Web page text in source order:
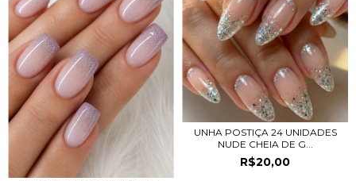
UNHA POSTIÇA 24 UNIDADES
NUDE CHEIA DE G...
R$20,00